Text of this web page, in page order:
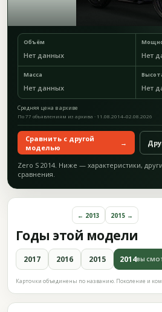
Объём
Нет данных Нет
Масса
Нет данных Нет
Средняя цена в архиве
По 77 объявлениям из архива · 11.08.2014–02.08.2026
Сравнить с другой
моделью
→
Zero S 2014. Ниже — характеристики,
сравнения.
Годы этой модели
← 2013 2015 →
2017 2016 2015 2014ВЫ
Карточки объединены по названию. Поколение и